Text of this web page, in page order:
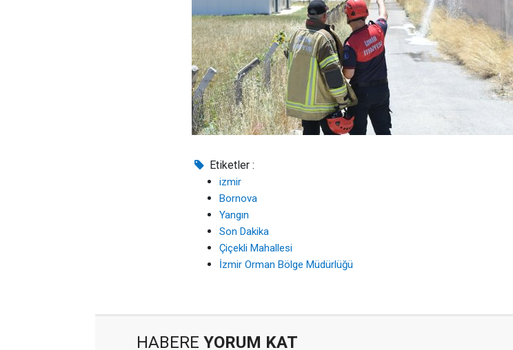
Etiketler :
izmir
Bornova
Yangın
Son Dakika
Çiçekli Mahallesi
İzmir Orman Bölge Müdürlüğü
HABERE YORUM KAT